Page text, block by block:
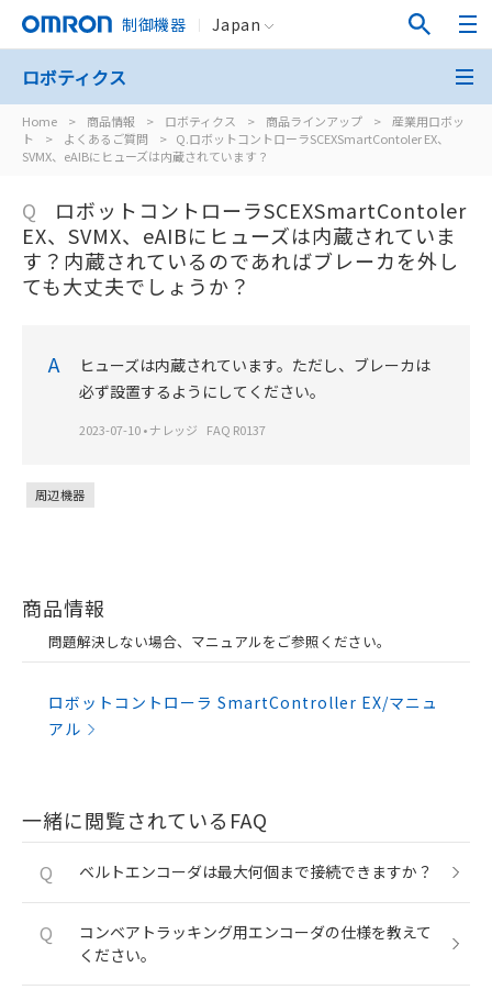
制御機器 Japan
Home > 商品情報 > ロボティクス > 商品ラインアップ >
産業用ロボッ
ト
> よくあるご質問 > Q.ロボットコントローラSCEXSmartContoler EX、
SVMX、eAIBにヒューズは内蔵されています？
ロボティクス
Q
ロボットコントローラSCEXSmartContoler
EX、SVMX、eAIBにヒューズは内蔵されていま
す？内蔵されているのであればブレーカを外し
ても大丈夫でしょうか？
A
ヒューズは内蔵されています。ただし、ブレーカは
必ず設置するようにしてください。
2023-07-10•ナレッジ FAQ R0137
周辺機器
商品情報
問題解決しない場合、マニュアルをご参照ください。
ロボットコントローラ SmartController EX/マニュ
アル
一緒に閲覧されているFAQ
Q ベルトエンコーダは最大何個まで接続できますか？
Q
コンベアトラッキング用エンコーダの仕様を教えて
ください。